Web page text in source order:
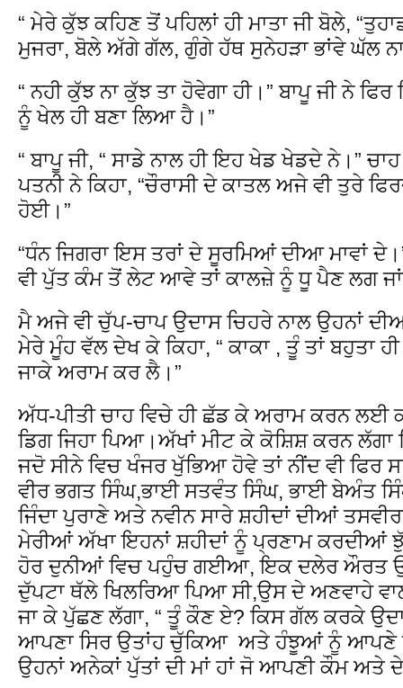
“ ਮੇਰੇ ਕੁੱਝ ਕਹਿਣ ਤੋਂ ਪਹਿਲਾਂ ਹੀ ਮਾਤਾ ਜੀ ਬੋਲੇ,
ਮੁਜਰਾ, ਬੋਲੇ ਅੱਗੇ ਗੱਲ, ਗੁੰਗੇ ਹੱਥ ਸੁਨੇਹੜਾ ਭਾਂਵੇ ਘੱਲ
“ ਨਹੀ ਕੁੱਝ ਨਾ ਕੁੱਝ ਤਾ ਹੋਵੇਗਾ ਹੀ।” ਬਾਪੂ ਜੀ ਨੇ ਫਿਰ
ਨੂੰ ਖੇਲ ਹੀ ਬਣਾ ਲਿਆ ਹੈ।”
“ ਬਾਪੂ ਜੀ, “ ਸਾਡੇ ਨਾਲ ਹੀ ਇਹ ਖੇਡ ਖੇਡਦੇ ਨੇ।”
ਪਤਨੀ ਨੇ ਕਿਹਾ, “ਚੌਰਾਸੀ ਦੇ ਕਾਤਲ ਅਜੇ ਵੀ ਤੁਰੇ
ਹੋਈ।”
“ਧੰਨ ਜਿਗਰਾ ਇਸ ਤਰਾਂ ਦੇ ਸੂਰਮਿਆਂ ਦੀਆ ਮਾਵਾਂ
ਵੀ ਪੁੱਤ ਕੰਮ ਤੋਂ ਲੇਟ ਆਵੇ ਤਾਂ ਕਾਲਜ਼ੇ ਨੂੰ ਧੂ ਪੈਣ ਲਗ
ਮੈ ਅਜੇ ਵੀ ਚੁੱਪ-ਚਾਪ ਉਦਾਸ ਚਿਹਰੇ ਨਾਲ ਉਹਨਾਂ
ਮੇਰੇ ਮੂੰਹ ਵੱਲ ਦੇਖ ਕੇ ਕਿਹਾ, “ ਕਾਕਾ , ਤੂੰ ਤਾਂ ਬਹੁਤਾ
ਜਾਕੇ ਅਰਾਮ ਕਰ ਲੈ।”
ਅੱਧ-ਪੀਤੀ ਚਾਹ ਵਿਚੇ ਹੀ ਛੱਡ ਕੇ ਅਰਾਮ ਕਰਨ
ਡਿਗ ਜਿਹਾ ਪਿਆ।ਅੱਖਾਂ ਮੀਟ ਕੇ ਕੋਸ਼ਿਸ਼ ਕਰਨ
ਜਦੋ ਸੀਨੇ ਵਿਚ ਖੰਜਰ ਖੁੱਭਿਆ ਹੋਵੇ ਤਾਂ ਨੀਂਦ ਵੀ ਫਿਰ
ਵੀਰ ਭਗਤ ਸਿੰਘ,ਭਾਈ ਸਤਵੰਤ ਸਿੰਘ, ਭਾਈ ਬੇਅੰਤ
ਜਿੰਦਾ ਪੁਰਾਣੇ ਅਤੇ ਨਵੀਨ ਸਾਰੇ ਸ਼ਹੀਦਾਂ ਦੀਆਂ
ਮੇਰੀਆਂ ਅੱਖਾ ਇਹਨਾਂ ਸ਼ਹੀਦਾਂ ਨੂੰ ਪ੍ਰਣਾਮ
ਹੋਰ ਦੁਨੀਆਂ ਵਿਚ ਪਹੁੰਚ ਗਈਆ, ਇਕ ਦਲੇਰ ਔਰਤ
ਦੁੱਪਟਾ ਥੱਲੇ ਖਿਲਰਿਆ ਪਿਆ ਸੀ,ਉਸ ਦੇ ਅਣਵਾਹੇ
ਜਾ ਕੇ ਪੁੱਛਣ ਲੱਗਾ, “ ਤੂੰ ਕੌਣ ਏ? ਕਿਸ ਗੱਲ ਕਰਕੇ
ਆਪਣਾ ਸਿਰ ਉਤਾਂਹ ਚੁੱਕਿਆ ਅਤੇ ਹੰਝੂਆਂ ਨੂੰ ਆਪਣੇ
ਉਹਨਾਂ ਅਨੇਕਾਂ ਪੁੱਤਾਂ ਦੀ ਮਾਂ ਹਾਂ ਜੋ ਆਪਣੀ ਕੌਮ ਅਤੇ